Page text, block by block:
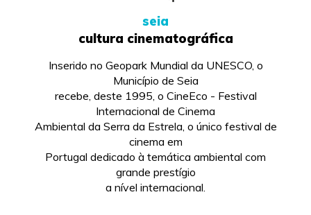
seia
cultura cinematográfica
Inserido no Geopark Mundial da UNESCO, o
Município de Seia
recebe, deste 1995, o CineEco - Festival
Internacional de Cinema
Ambiental da Serra da Estrela, o único festival de
cinema em
Portugal dedicado à temática ambiental com
grande prestígio
a nível internacional.